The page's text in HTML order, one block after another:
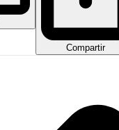
Compartir